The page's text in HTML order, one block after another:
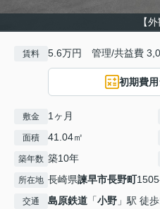
【外
賃料 5.6万円 管理/共益費
初期費
敷金 1ヶ月
面積 41.04㎡
築年数 築10年
所在地 長崎県諫早市長野町
交通 島原鉄道 「小野 」駅 徒